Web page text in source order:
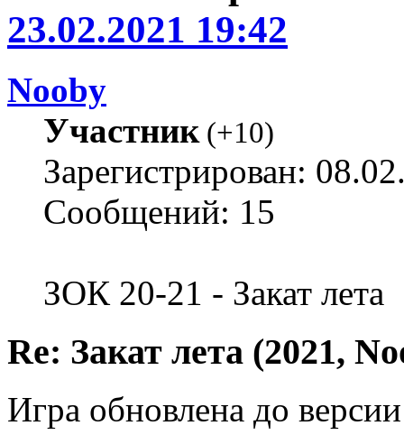
23.02.2021 19:42
Nooby
Участник(+10)
Зарегистрирован:
Сообщений: 15
ЗОК 20-21 - Закат лета
Re: Закат лета (2021,
Игра обновлена до